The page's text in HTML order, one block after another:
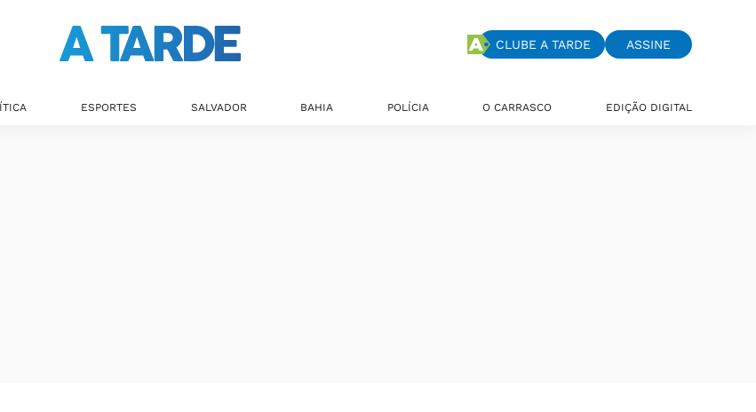
CLUBE A TARDE ASSINE
ESPORTES SALVADOR BAHIA POLÍCIA O CARRASCO EDIÇÃO DIGITAL